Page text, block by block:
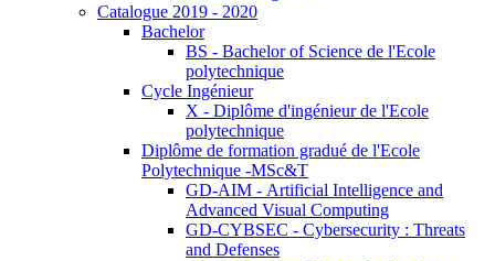
Catalogue 2019 - 2020
Bachelor
BS - Bachelor of Science de l'Ecole
polytechnique
Cycle Ingénieur
X - Diplôme d'ingénieur de l'Ecole
polytechnique
Diplôme de formation gradué de l'Ecole
Polytechnique -MSc&T
GD-AIM - Artificial Intelligence and
Advanced Visual Computing
GD-CYBSEC - Cybersecurity : Threats
and Defenses